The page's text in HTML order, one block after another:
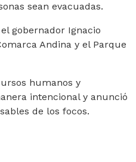
sean evacuadas.
gobernador Ignacio
Andina y el Parque
humanos y
intencional y anunció
de los focos.